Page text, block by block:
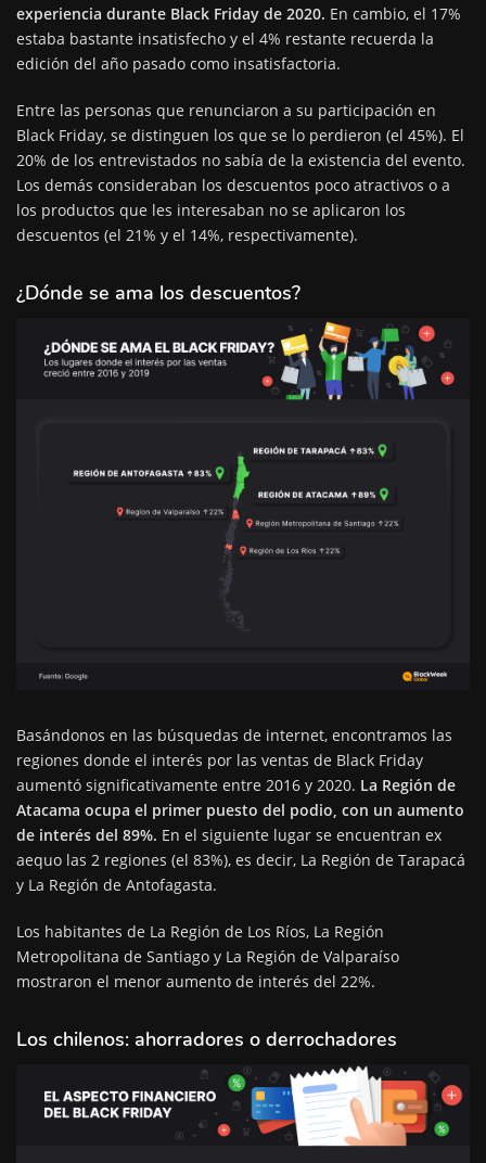
experiencia durante Black Friday de 2020. En cambio, el 17%
estaba bastante insatisfecho y el 4% restante recuerda la
edición del año pasado como insatisfactoria.
Entre las personas que renunciaron a su participación en
Black Friday, se distinguen los que se lo perdieron (el 45%). El
20% de los entrevistados no sabía de la existencia del evento.
Los demás consideraban los descuentos poco atractivos o a
los productos que les interesaban no se aplicaron los
descuentos (el 21% y el 14%, respectivamente).
¿Dónde se ama los descuentos?
Basándonos en las búsquedas de internet, encontramos las
regiones donde el interés por las ventas de Black Friday
aumentó significativamente entre 2016 y 2020. La Región de
Atacama ocupa el primer puesto del podio, con un aumento
de interés del 89%. En el siguiente lugar se encuentran ex
aequo las 2 regiones (el 83%), es decir, La Región de Tarapacá
y La Región de Antofagasta.
Los habitantes de La Región de Los Ríos, La Región
Metropolitana de Santiago y La Región de Valparaíso
mostraron el menor aumento de interés del 22%.
Los chilenos: ahorradores o derrochadores